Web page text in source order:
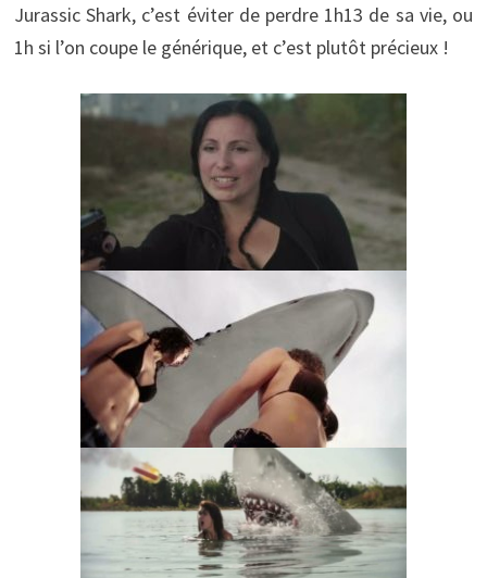
Jurassic Shark, c’est éviter de perdre 1h13 de sa vie, ou
1h si l’on coupe le générique, et c’est plutôt précieux !